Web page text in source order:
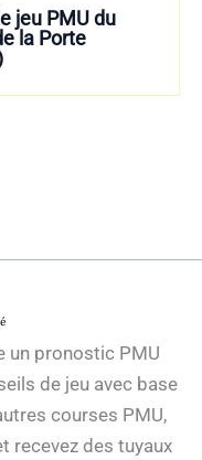
jeu PMU du
la Porte
un pronostic PMU
de jeu avec base
courses PMU,
recevez des tuyaux